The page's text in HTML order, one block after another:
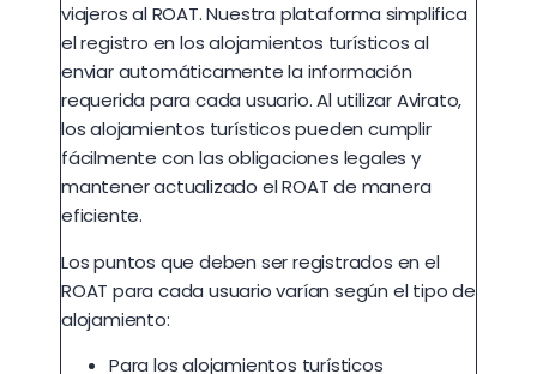
viajeros al ROAT. Nuestra plataforma simplifica
el registro en los alojamientos turísticos al
enviar automáticamente la información
requerida para cada usuario. Al utilizar Avirato,
los alojamientos turísticos pueden cumplir
fácilmente con las obligaciones legales y
mantener actualizado el ROAT de manera
eficiente.
Los puntos que deben ser registrados en el
ROAT para cada usuario varían según el tipo de
alojamiento:
Para los alojamientos turísticos